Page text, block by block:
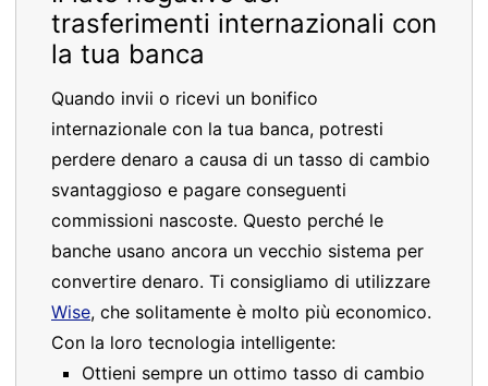
trasferimenti internazionali con
la tua banca
Quando invii o ricevi un bonifico
internazionale con la tua banca, potresti
perdere denaro a causa di un tasso di cambio
svantaggioso e pagare conseguenti
commissioni nascoste. Questo perché le
banche usano ancora un vecchio sistema per
convertire denaro. Ti consigliamo di utilizzare
Wise, che solitamente è molto più economico.
Con la loro tecnologia intelligente:
Ottieni sempre un ottimo tasso di cambio